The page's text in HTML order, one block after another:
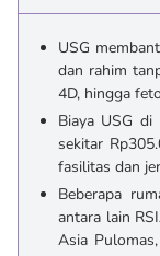
USG
dan rahim
4D, hingga
Biaya USG di
sekitar
fasilitas dan
Beberapa
antara lain
Asia